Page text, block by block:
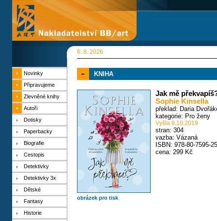
6. 8. 2026
Novinky
Připravujeme
Zlevněné knihy
Autoři
Dotisky
Paperbacky
Biografie
Cestopis
Detektivky
Detektivky 3x
Dětské
Fantasy
Historie
KNIHA
obrázek pro tisk
Jak mě
Sophie Kinsella
překlad: Daria
kategorie: Pro ženy
Vyšla 9.10.2019
stran: 304
vazba: Vázaná
ISBN: 978-80-7595-
cena: 299 Kč